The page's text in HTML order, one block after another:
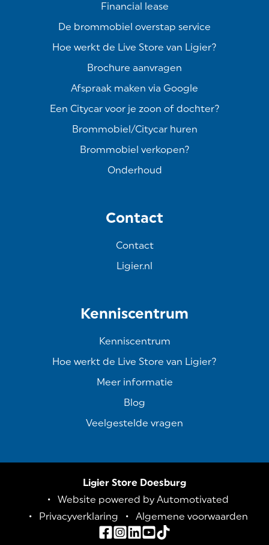
Financial lease
De brommobiel overstap service
Hoe werkt de Live Store van Ligier?
Brochure aanvragen
Afspraak maken via Google
Een Citycar voor je zoon of dochter?
Brommobiel/Citycar huren
Brommobiel verkopen?
Onderhoud
Contact
Contact
Ligier.nl
Kenniscentrum
Kenniscentrum
Hoe werkt de Live Store van Ligier?
Meer informatie
Blog
Veelgestelde vragen
Ligier Store Doesburg
Website powered by Automotivated
Privacyverklaring
Algemene voorwaarden